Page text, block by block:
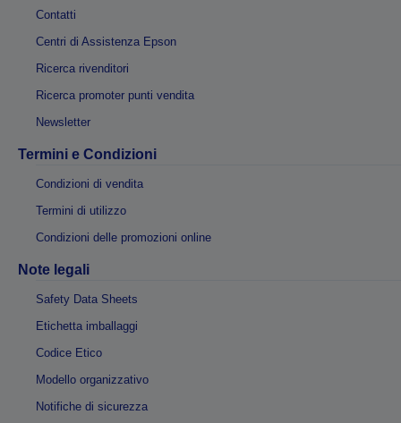
Contatti
Centri di Assistenza Epson
Ricerca rivenditori
Ricerca promoter punti vendita
Newsletter
Termini e Condizioni
Condizioni di vendita
Termini di utilizzo
Condizioni delle promozioni online
Note legali
Safety Data Sheets
Etichetta imballaggi
Codice Etico
Modello organizzativo
Notifiche di sicurezza